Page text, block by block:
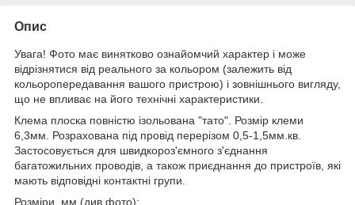
Опис
Увага! Фото має винятково ознайомчий характер і може
відрізнятися від реального за кольором (залежить від
кольоропередавання вашого пристрою) і зовнішнього вигляду,
що не впливає на його технічні характеристики.
Клема плоска повністю ізольована "тато". Розмір клеми
6,3мм. Розрахована під провід перерізом 0,5-1,5мм.кв.
Застосовується для швидкороз'ємного з'єднання
багатожильних проводів, а також приєднання до пристроїв, які
мають відповідні контактні групи.
Розміри, мм (див.фото):